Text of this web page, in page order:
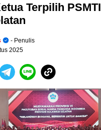
Terpilih PSMTI
- Penulis
2025